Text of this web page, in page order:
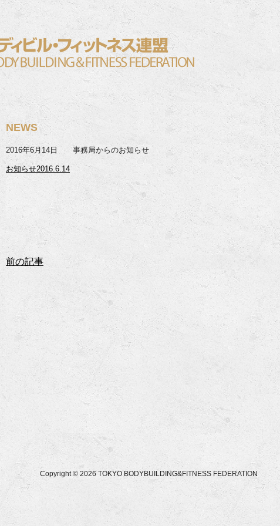
NEWS
2016年6月14日 事務局からのお知らせ
お知らせ2016.6.14
前の記事
Copyright © 2026 TOKYO BODYBUILDING&FITNESS FEDERATION